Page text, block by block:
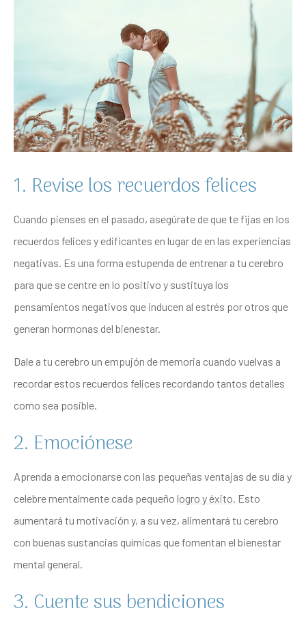
1. Revise los recuerdos felices
Cuando pienses en el pasado, asegúrate de que te fijas en los
recuerdos felices y edificantes en lugar de en las experiencias
negativas. Es una forma estupenda de entrenar a tu cerebro
para que se centre en lo positivo y sustituya los
pensamientos negativos que inducen al estrés por otros que
generan hormonas del bienestar.
Dale a tu cerebro un empujón de memoria cuando vuelvas a
recordar estos recuerdos felices recordando tantos detalles
como sea posible.
2. Emociónese
Aprenda a emocionarse con las pequeñas ventajas de su día y
celebre mentalmente cada pequeño logro y éxito. Esto
aumentará tu motivación y, a su vez, alimentará tu cerebro
con buenas sustancias químicas que fomentan el bienestar
mental general.
3. Cuente sus bendiciones